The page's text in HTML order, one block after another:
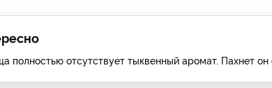
полностью отсутствует тыквенный аромат. Пахнет